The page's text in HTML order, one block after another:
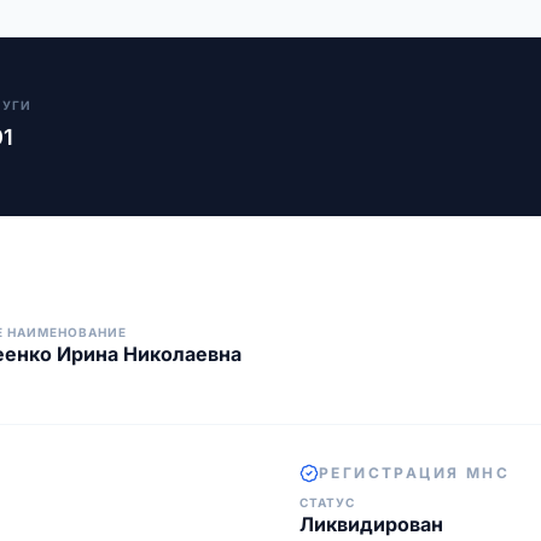
НАИМЕНОВАНИЕ
Ирина Николаевна
РЕГИСТРАЦИЯ МНС
СТАТУС
Ликвидирован